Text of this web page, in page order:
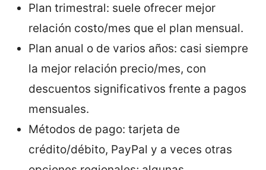
Plan trimestral: suele ofrecer mejor
relación costo/mes que el plan mensual.
Plan anual o de varios años: casi siempre
la mejor relación precio/mes, con
descuentos significativos frente a pagos
mensuales.
Métodos de pago: tarjeta de
crédito/débito, PayPal y a veces otras